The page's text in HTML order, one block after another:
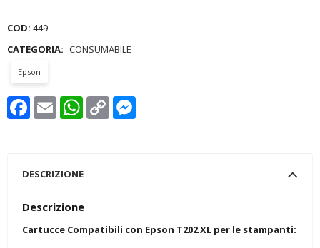
COD: 449
CATEGORIA: CONSUMABILE
Epson
Facebook
Email WhatsApp
Copy
Link
DESCRIZIONE
Descrizione
Cartucce Compatibili con Epson T202 XL per le stampanti: